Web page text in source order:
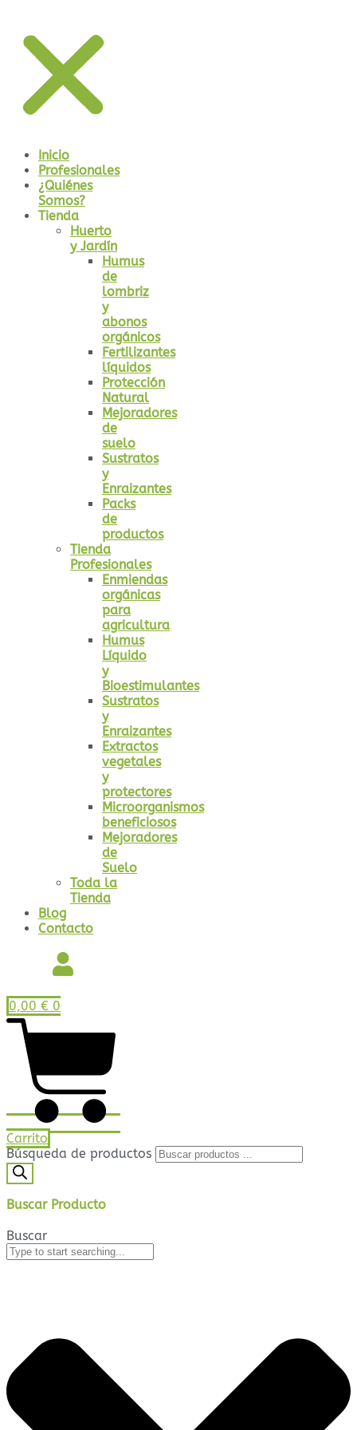
Inicio
Profesionales
¿Quiénes
Somos?
Tienda
Huerto
y Jardín
Humus
de
lombriz
y
abonos
orgánicos
Fertilizantes
líquidos
Protección
Natural
Mejoradores
de
suelo
Sustratos
y
Enraizantes
Packs
de
productos
Tienda
Profesionales
Enmiendas
orgánicas
para
agricultura
Humus
Líquido
y
Bioestimulantes
Sustratos
y
Enraizantes
Extractos
vegetales
y
protectores
Microorganismos
beneficiosos
Mejoradores
de
Suelo
Toda la
Tienda
Blog
Contacto
0,00 € 0
Carrito
Búsqueda de productos
Buscar Producto
Buscar